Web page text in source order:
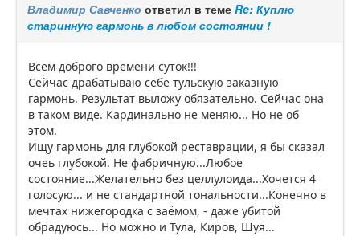
Владимир Савченко ответил в теме Re: Куплю
старинную гармонь в любом состоянии !
Всем доброго времени суток!!!
Сейчас драбатываю себе тульскую заказную
гармонь. Результат выложу обязательно. Сейчас она
в таком виде. Кардинально не меняю... Но не об
этом.
Ищу гармонь для глубокой реставрации, я бы сказал
очеь глубокой. Не фабричную...Любое
состояние...Желательно без целлулоида...Хочется 4
голосую... и не стандартной тональности...Конечно в
мечтах нижегородка с заёмом, - даже убитой
обрадуюсь... Но можно и Тула, Киров, Шуя...